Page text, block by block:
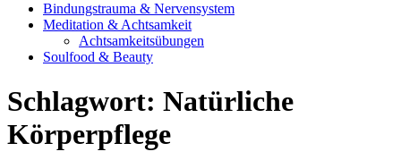
Bindungstrauma & Nervensystem
Meditation & Achtsamkeit
Achtsamkeitsübungen
Soulfood & Beauty
Schlagwort: Natürliche
Körperpflege